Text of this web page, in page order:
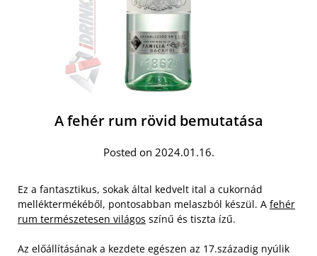
A fehér rum rövid bemutatása
Posted on 2024.01.16.
Ez a fantasztikus, sokak által kedvelt ital a cukornád
melléktermékéből, pontosabban melaszból készül. A fehér
rum természetesen világos színű és tiszta ízű.
Az előállításának a kezdete egészen az 17.századig nyúlik